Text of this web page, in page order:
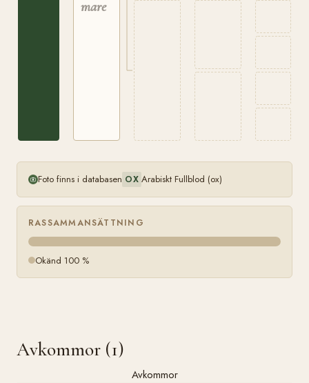
mare
Foto finns i databasen OX Arabiskt Fullblod (ox)
RASSAMMANSÄTTNING
Okänd 100 %
Avkommor (1)
Avkommor